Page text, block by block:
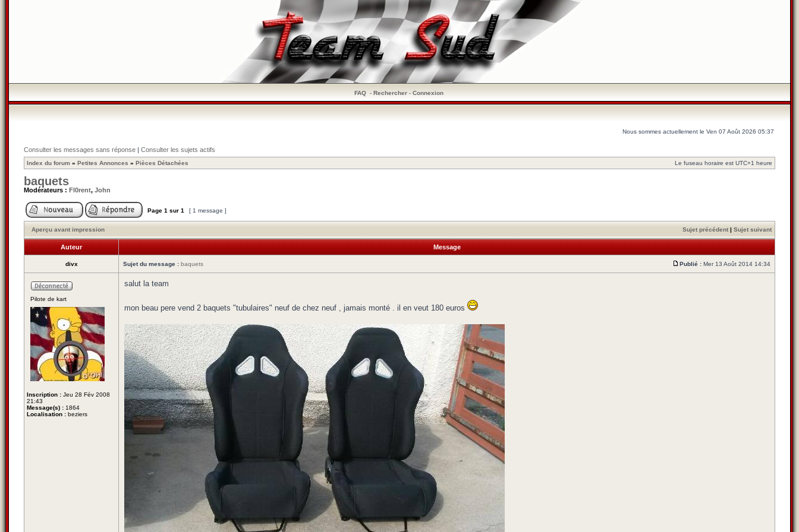
FAQ- Rechercher- Connexion
Nous sommes actuellement le Ven 07 Août 2026 05:37
Consulter les messages sans réponse | Consulter les sujets actifs
Index du forum » Petites Annonces » Pièces Détachées Le fuseau horaire est UTC+1 heure
baquets
Modérateurs : Fl0rent, John
Page 1 sur 1 [ 1 message ]
Aperçu avant impression Sujet précédent | Sujet suivant
Auteur Message
divx Sujet du message : baquets Publié : Mer 13 Août 2014 14:34
Pilote de kart
Inscription : Jeu 28 Fév 2008
21:43
Message(s) : 1864
Localisation : beziers
salut la team
mon beau pere vend 2 baquets "tubulaires" neuf de chez neuf , jamais monté . il en veut 180 euros